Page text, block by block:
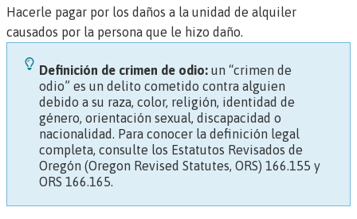
Hacerle pagar por los daños a la unidad de alquiler
causados por la persona que le hizo daño.
Definición de crimen de odio: un “crimen de
odio” es un delito cometido contra alguien
debido a su raza, color, religión, identidad de
género, orientación sexual, discapacidad o
nacionalidad. Para conocer la definición legal
completa, consulte los Estatutos Revisados de
Oregón (Oregon Revised Statutes, ORS) 166.155 y
ORS 166.165.